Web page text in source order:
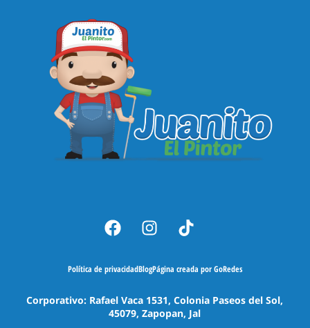
Política de privacidadBlogPágina creada por GoRedes
Corporativo: Rafael Vaca 1531, Colonia Paseos del Sol,
45079, Zapopan, Jal